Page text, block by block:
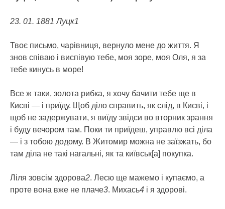
23. 01. 1881 Луцк1
Твоє письмо, чарівниця, вернуло мене до життя. Я
знов співаю і виспівую тебе, моя зоре, моя Оля, я за
тебе кинусь в море!
Все ж таки, золота рибка, я хочу бачити тебе ще в
Києві — і приїду. Щоб діло справить, як слід, в Києві, і
щоб не задержувати, я виїду звідси во вторник зрання
і буду вечором там. Поки ти приїдеш, управлю всі діла
— і з тобою додому. В Житомир можна не заїзжать, бо
там діла не такі нагальні, як та київськ[а] покупка.
Ліля зовсім здорова2. Лесю ще мажемо і купаємо, а
проте вона вже не плаче3. Михась4 і я здорові.